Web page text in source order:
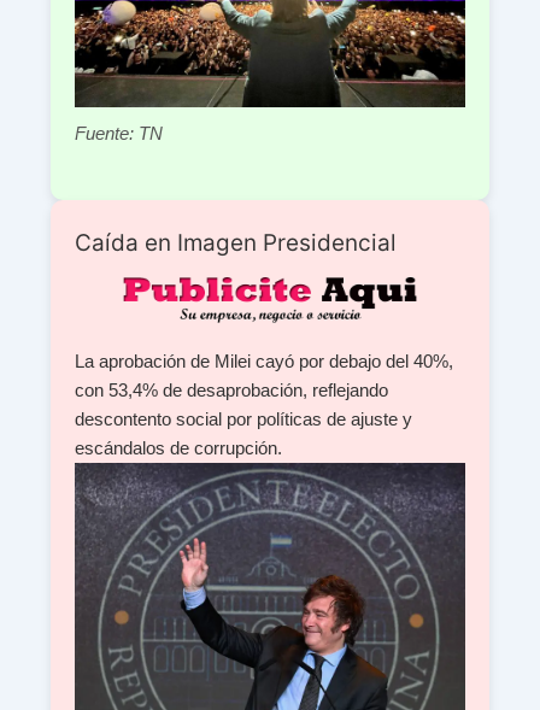
Fuente: TN
Caída en Imagen Presidencial
La aprobación de Milei cayó por debajo del 40%,
con 53,4% de desaprobación, reflejando
descontento social por políticas de ajuste y
escándalos de corrupción.